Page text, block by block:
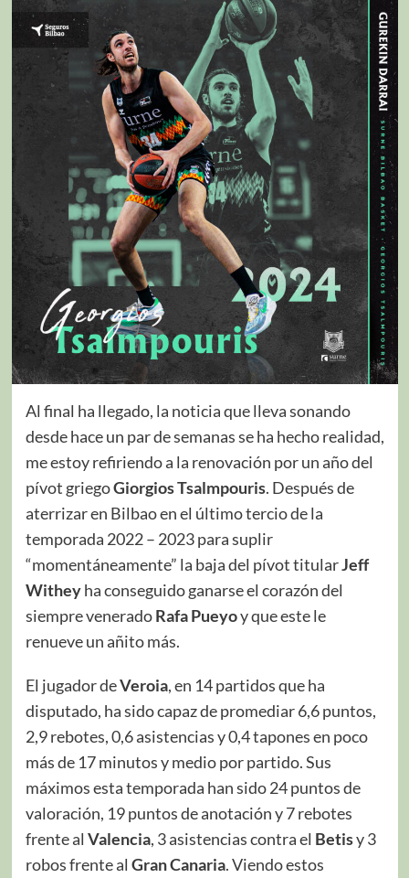
Al final ha llegado, la noticia que lleva sonando
desde hace un par de semanas se ha hecho realidad,
me estoy refiriendo a la renovación por un año del
pívot griegoGiorgios Tsalmpouris. Después de
aterrizar en Bilbao en el último tercio de la
temporada 2022 – 2023 para suplir
“momentáneamente” la baja del pívot titularJeff
Witheyha conseguido ganarse el corazón del
siempre veneradoRafa Pueyoy que este le
renueve un añito más.
El jugador deVeroia, en 14 partidos que ha
disputado, ha sido capaz de promediar 6,6 puntos,
2,9 rebotes, 0,6 asistencias y 0,4 tapones en poco
más de 17 minutos y medio por partido. Sus
máximos esta temporada han sido 24 puntos de
valoración, 19 puntos de anotación y 7 rebotes
frente al Valencia, 3 asistencias contra el Betisy 3
robos frente al Gran Canaria. Viendo estos